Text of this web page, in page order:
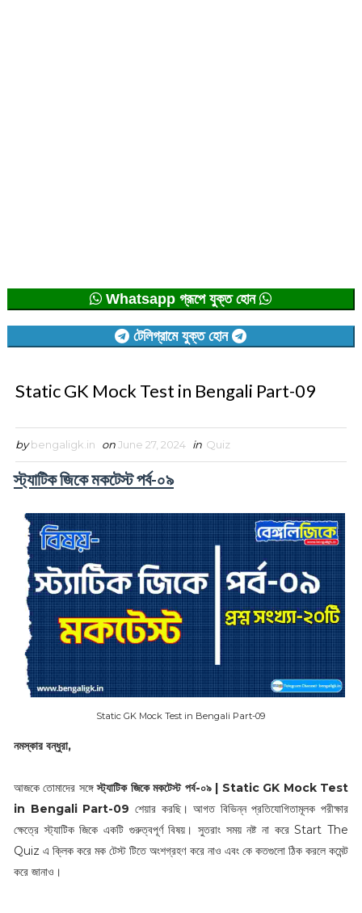
Whatsapp গ্রূপে যুক্ত হোন
টেলিগ্রামে যুক্ত হোন
Static GK Mock Test in Bengali Part-09
by bengaligk.in onJune 27, 2024 in Quiz
স্ট্যাটিক জিকে মকটেস্ট পর্ব-০৯
Static GK Mock Test in Bengali Part-09
নমস্কার বন্ধুরা,
আজকে তোমাদের সঙ্গেস্ট্যাটিক জিকে মকটেস্ট পর্ব-০৯ | Static GK Mock Test
in Bengali Part-09 শেয়ার করছি। আগত বিভিন্ন প্রতিযোগিতামূলক পরীক্ষার
ক্ষেত্রে স্ট্যাটিক জিকে একটি গুরুত্বপূর্ণ বিষয়। সুতরাং সময় নষ্ট না করে Start The
Quiz এ ক্লিক করে মক টেস্ট টিতে অংশগ্রহণ করে নাও এবং কে কতগুলো ঠিক করলে কমেন্ট
করে জানাও।